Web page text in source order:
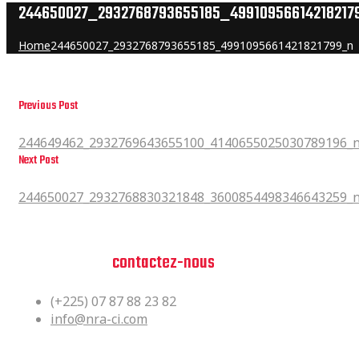
Home244650027_2932768793655185_4991095661421821799_n
Previous Post
244649462_2932769643655100_4140655025030789196_n
Next Post
244650027_2932768830321848_3600854498346643259_n
contactez-nous
(+225) 07 87 88 23 82
info@nra-ci.com